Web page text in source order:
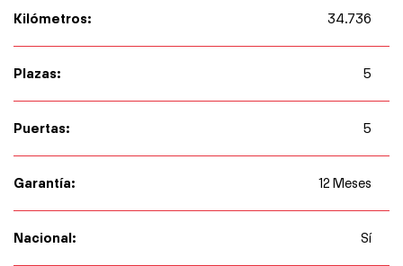
Kilómetros: 34.736
Plazas: 5
Puertas: 5
Garantía: 12 Meses
Nacional: Sí